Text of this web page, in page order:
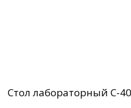
Стол лабораторный С-